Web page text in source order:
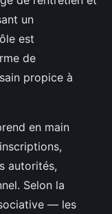
un
est
de
propice à
en main
autorités,
Selon la
— les